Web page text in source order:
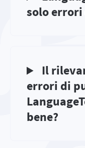
solo
Il
errori di
bene?